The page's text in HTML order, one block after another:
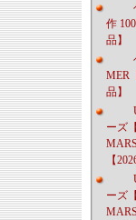
作
品】
MER
品】
ーズ
【
ーズ